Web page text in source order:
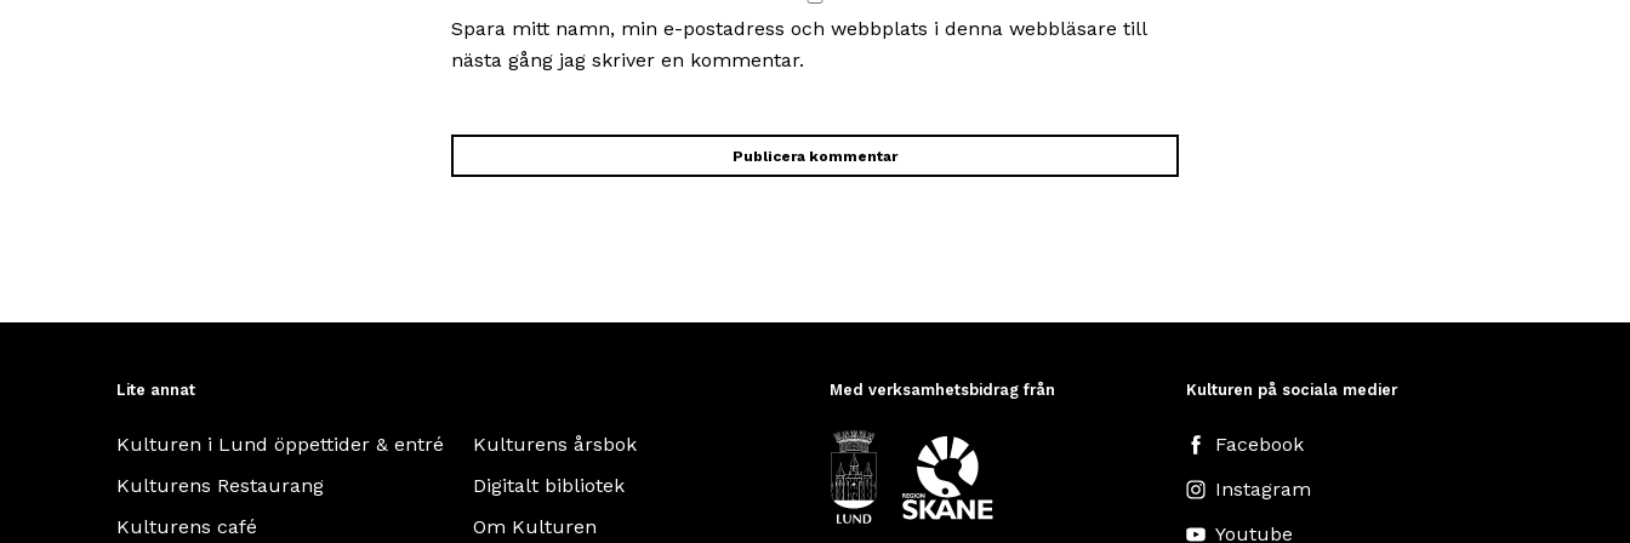
Spara mitt namn, min e-postadress och webbplats i denna webbläsare till
nästa gång jag skriver en kommentar.
Lite annat
Kulturen i Lund öppettider & entré
Kulturens Restaurang
Kulturens café
Kulturens årsbok
Digitalt bibliotek
Om Kulturen
Med verksamhetsbidrag från Kulturen på sociala medier
Facebook
Instagram
Youtube